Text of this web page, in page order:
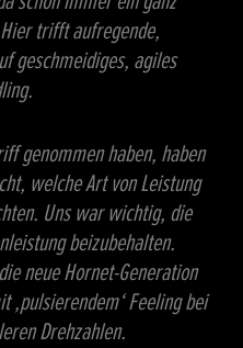
trifft aufregende,
geschmeidiges, agiles
genommen haben, haben
welche Art von Leistung
Uns war wichtig, die
beizubehalten.
neue Hornet-Generation
Feeling bei
Drehzahlen.